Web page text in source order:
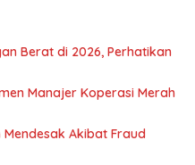
Berat di 2026, Perhatikan
Manajer Koperasi Merah
Mendesak Akibat Fraud